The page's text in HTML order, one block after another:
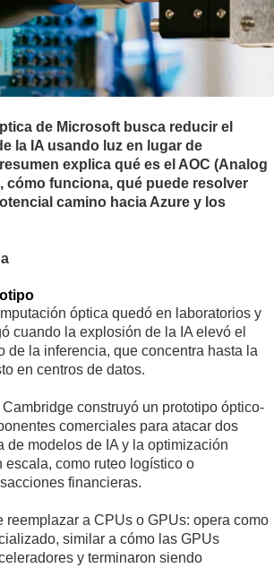
de Microsoft busca reducir el
la IA usando luz en lugar de
explica qué es el AOC (Analog
cómo funciona, qué puede resolver
camino hacia Azure y los
óptica quedó en laboratorios y
cuando la explosión de la IA elevó el
de la inferencia, que concentra hasta la
en centros de datos.
construyó un prototipo óptico-
comerciales para atacar dos
de modelos de IA y la optimización
escala, como ruteo logístico o
financieras.
reemplazar a CPUs o GPUs: opera como
similar a cómo las GPUs
y terminaron siendo